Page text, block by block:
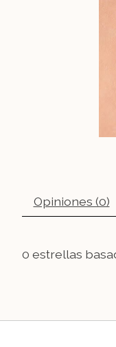
Opiniones (0)
0 estrellas